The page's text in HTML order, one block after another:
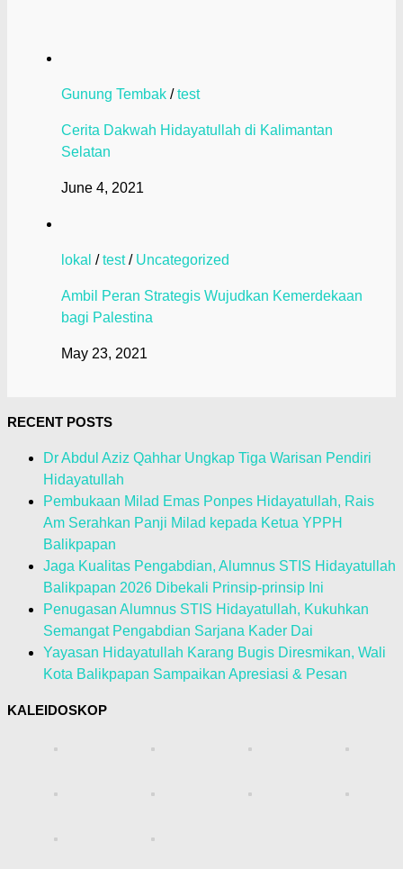
Gunung Tembak /test
Cerita Dakwah Hidayatullah di Kalimantan
Selatan
June 4, 2021
lokal /test/ Uncategorized
Ambil Peran Strategis Wujudkan Kemerdekaan
bagi Palestina
May 23, 2021
RECENT POSTS
Dr Abdul Aziz Qahhar Ungkap Tiga Warisan Pendiri
Hidayatullah
Pembukaan Milad Emas Ponpes Hidayatullah, Rais
Am Serahkan Panji Milad kepada Ketua YPPH
Balikpapan
Jaga Kualitas Pengabdian, Alumnus STIS Hidayatullah
Balikpapan 2026 Dibekali Prinsip-prinsip Ini
Penugasan Alumnus STIS Hidayatullah, Kukuhkan
Semangat Pengabdian Sarjana Kader Dai
Yayasan Hidayatullah Karang Bugis Diresmikan, Wali
Kota Balikpapan Sampaikan Apresiasi & Pesan
KALEIDOSKOP